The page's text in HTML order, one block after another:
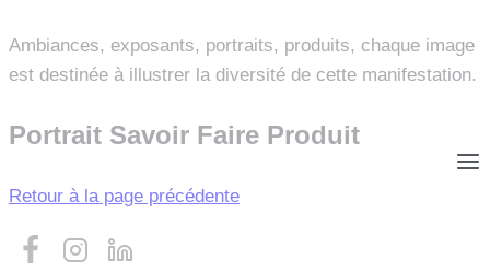
Ambiances, exposants, portraits, produits, chaque image
est destinée à illustrer la diversité de cette manifestation.
Portrait Savoir Faire Produit
Retour à la page précédente